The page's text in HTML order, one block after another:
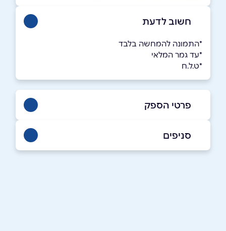
חשוב לדעת
*התמונה להמחשה בלבד
*עד גמר המלאי
*ט.ל.ח
פרטי הספק
סניפים